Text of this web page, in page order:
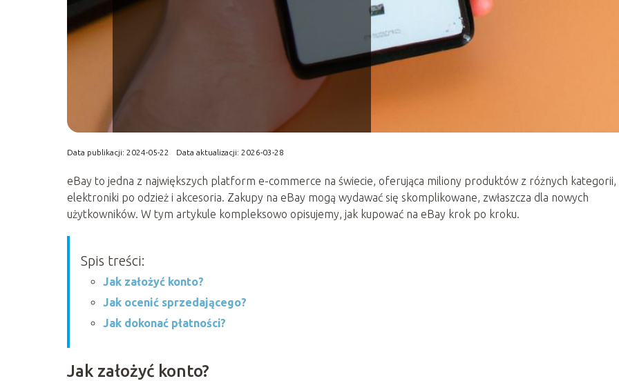
Data publikacji: 2024-05-22 Data aktualizacji: 2026-03-28
eBay to jedna z największych platform e-commerce na świecie, oferująca miliony produktów z różnych kategorii,
elektroniki po odzież i akcesoria. Zakupy na eBay mogą wydawać się skomplikowane, zwłaszcza dla nowych
użytkowników. W tym artykule kompleksowo opisujemy, jak kupować na eBay krok po kroku.
Spis treści:
Jak założyć konto?
Jak ocenić sprzedającego?
Jak dokonać płatności?
Jak założyć konto?